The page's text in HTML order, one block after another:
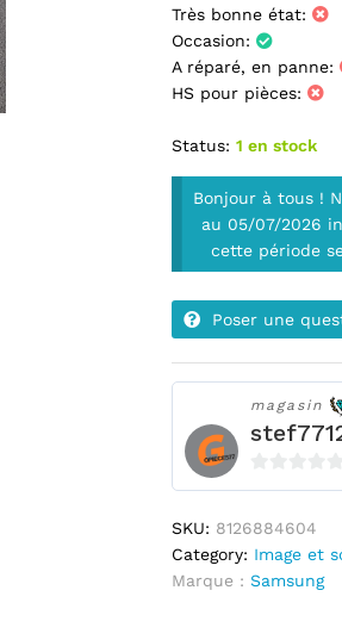
Très bonne état:
Occasion:
A réparé, en panne:
HS pour pièces:
Status: 1 en stock
Bonjour à tous !
au 05/07/2026
cette période
Poser une
magasin
0
u
r
5
SKU: 8126884604
Category: Image et
Marque : Samsung